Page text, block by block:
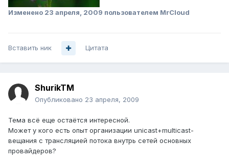
Изменено 23 апреля, 2009 пользователем MrCloud
Вставить ник Цитата
ShurikTM
Опубликовано 23 апреля, 2009
Тема всё еще остаётся интересной.
Может у кого есть опыт организации unicast+multicast-
вещания с трансляцией потока внутрь сетей основных
провайдеров?